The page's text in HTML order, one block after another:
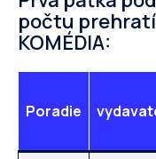
počtu
KOMÉDIA:
Poradie